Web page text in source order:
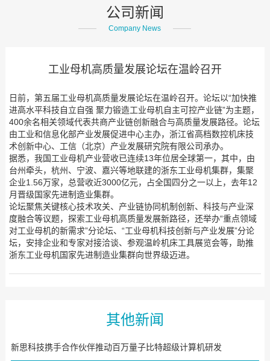
公司新闻
Company News
工业母机高质量发展论坛在温岭召开
日前，第五届工业母机高质量发展论坛在温岭召开。论坛以“加快推
进高水平科技自立自强 聚力锻造工业母机自主可控产业链”为主题，
400余名相关领域代表共商产业链创新融合与高质量发展路径。论坛
由工业和信息化部产业发展促进中心主办，浙江省高档数控机床技
术创新中心、工信（北京）产业发展研究院有限公司承办。
据悉，我国工业母机产业营收已连续13年位居全球第一，其中，由
台州牵头，杭州、宁波、嘉兴等地联建的浙东工业母机集群，集聚
企业1.56万家，总营收近3000亿元，占全国四分之一以上，去年12
月晋级国家先进制造业集群。
论坛聚焦关键核心技术攻关、产业链协同机制创新、科技与产业深
度融合等议题，探索工业母机高质量发展新路径，还举办“重点领域
对工业母机的新需求”分论坛、“工业母机科技创新与产业发展”分论
坛，安排企业和专家对接洽谈、参观温岭机床工具展览会等，助推
浙东工业母机国家先进制造业集群向世界级迈进。
其他新闻
新思科技携手合作伙伴推动百万量子比特超级计算机研发